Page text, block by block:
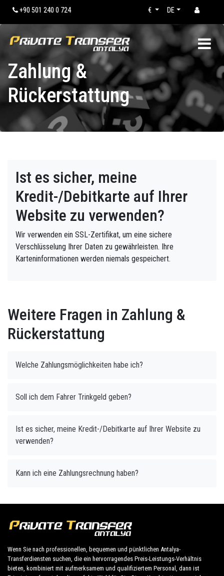
+90 501 240 0 724 DE
€
Zahlung &
Rückerstattung
Ist es sicher, meine
Kredit-/Debitkarte auf Ihrer
Website zu verwenden?
Wir verwenden ein SSL-Zertifikat, um eine sichere
Verschlüsselung Ihrer Daten zu gewährleisten. Ihre
Karteninformationen werden niemals gespeichert.
Weitere Fragen in Zahlung &
Rückerstattung
Welche Zahlungsmöglichkeiten habe ich?
Soll ich dem Fahrer Trinkgeld geben?
Ist es sicher, meine Kredit-/Debitkarte auf Ihrer Website zu
verwenden?
Kann ich eine Zahlungsrechnung haben?
Wenn Sie nach professionellen, bequemen und pünktlichen Antalya-
Transferdiensten suchen, die ein hervorragendes Preis-Leistungs-Verhältnis
bieten, kombiniert mit aufmerksamem und qualifiziertem Personal, dann ist